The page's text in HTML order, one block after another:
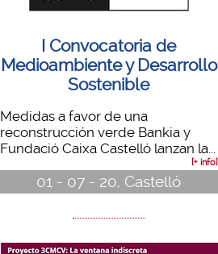
I Convocatoria de
Medioambiente y Desarrollo
Sostenible
Medidas a favor de una
reconstrucción verde Bankia y
Fundació Caixa Castelló lanzan la...
[+ info]
01 - 07 - 20, Castelló